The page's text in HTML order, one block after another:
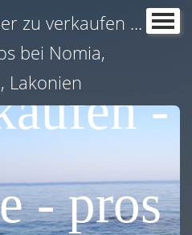
zu verkaufen ...
bei Nomia,
Lakonien
-
- pros